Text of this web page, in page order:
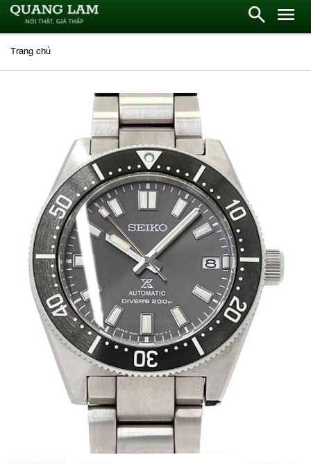
Trang chủ